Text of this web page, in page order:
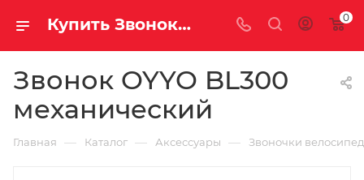
Купить Звонок OYYO BL300 механический за рублей, а со скидкой 0
Звонок OYYO BL300
механический
Главная — Каталог — Аксессуары — Звоночки